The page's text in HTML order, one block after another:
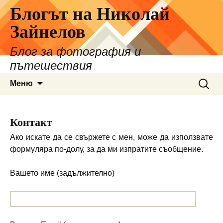
Блогът на Николай
Зайнелов
Блог за фотография и
пътешествия
Меню
Контакт
Ако искате да се свържете с мен, може да използвате
формуляра по-долу, за да ми изпратите съобщение.
Вашето име (задължително)